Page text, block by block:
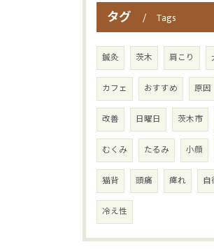
タグ Tags
鍼灸 茨木 肩こり
カフェ おすすめ 原因
改善 日曜日 茨木市
むくみ たるみ 小顔
猫背 頭痛 痺れ 自
冷え性